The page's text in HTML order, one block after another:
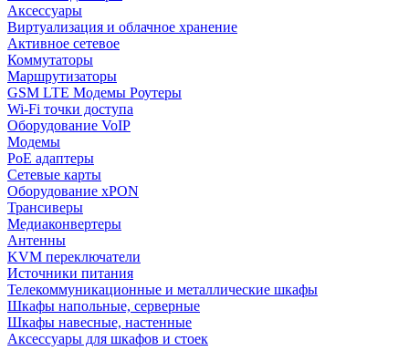
Аксессуары
Виртуализация и облачное хранение
Активное сетевое
Коммутаторы
Маршрутизаторы
GSM LTE Модемы Роутеры
Wi-Fi точки доступа
Оборудование VoIP
Модемы
PoE адаптеры
Сетевые карты
Оборудование xPON
Трансиверы
Медиаконвертеры
Антенны
KVM переключатели
Источники питания
Телекоммуникационные и металлические шкафы
Шкафы напольные, серверные
Шкафы навесные, настенные
Аксессуары для шкафов и стоек